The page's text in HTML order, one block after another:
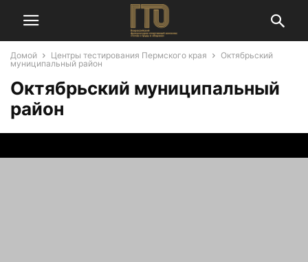
Домой Центры тестирования Пермского края
Октябрьский
муниципальный район
Октябрьский муниципальный
район